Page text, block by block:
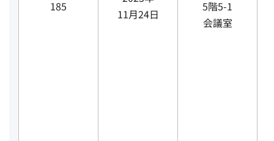
185
11月24日
5階5-1
会議室